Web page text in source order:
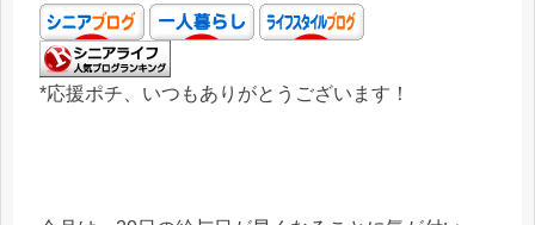
*応援ポチ、いつもありがとうございます！